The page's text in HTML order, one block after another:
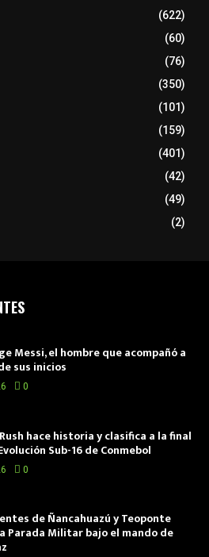
(622)
(60)
(76)
(350)
(101)
(159)
(401)
(42)
(49)
(2)
Messi, el hombre que acompañó a
sus inicios
0
hace historia y clasifica a la final
Sub-16 de Conmebol
0
de Ñancahuazú y Teoponte
Parada Militar bajo el mando de